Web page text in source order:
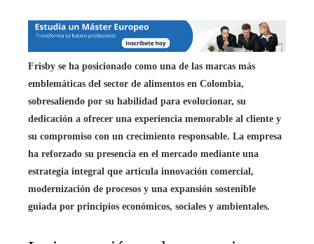
Frisby se ha posicionado como una de las marcas más
emblemáticas del sector de alimentos en Colombia,
sobresaliendo por su habilidad para evolucionar, su
dedicación a ofrecer una experiencia memorable al cliente y
su compromiso con un crecimiento responsable. La empresa
ha reforzado su presencia en el mercado mediante una
estrategia integral que articula innovación comercial,
modernización de procesos y una expansión sostenible
guiada por principios económicos, sociales y ambientales.